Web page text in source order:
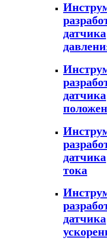
датчика
датчика
датчика
тока
датчика